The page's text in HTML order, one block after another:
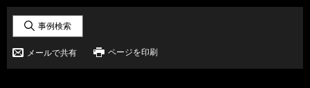
事例検索
メールで共有 ページを印刷